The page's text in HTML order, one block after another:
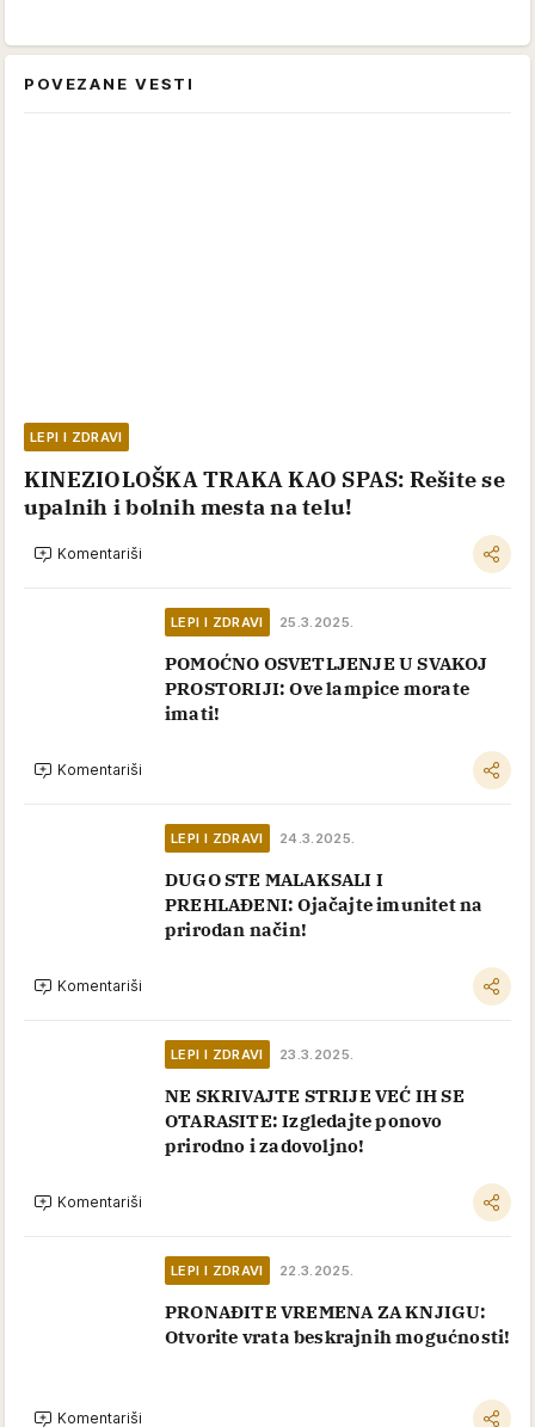
POVEZANE VESTI
LEPI I ZDRAVI
KINEZIOLOŠKA TRAKA KAO SPAS: Rešite se
upalnih i bolnih mesta na telu!
Komentariši
LEPI I ZDRAVI 25.3.2025.
POMOĆNO OSVETLJENJE U SVAKOJ
PROSTORIJI: Ove lampice morate
imati!
Komentariši
LEPI I ZDRAVI 24.3.2025.
DUGO STE MALAKSALI I
PREHLAĐENI: Ojačajte imunitet na
prirodan način!
Komentariši
LEPI I ZDRAVI 23.3.2025.
NE SKRIVAJTE STRIJE VEĆ IH SE
OTARASITE: Izgledajte ponovo
prirodno i zadovoljno!
Komentariši
LEPI I ZDRAVI 22.3.2025.
PRONAĐITE VREMENA ZA KNJIGU:
Otvorite vrata beskrajnih mogućnosti!
Komentariši